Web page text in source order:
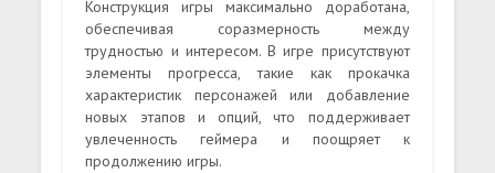
Конструкция игры максимально доработана,
обеспечивая соразмерность между
трудностью и интересом. В игре присутствуют
элементы прогресса, такие как прокачка
характеристик персонажей или добавление
новых этапов и опций, что поддерживает
увлеченность геймера и поощряет к
продолжению игры.